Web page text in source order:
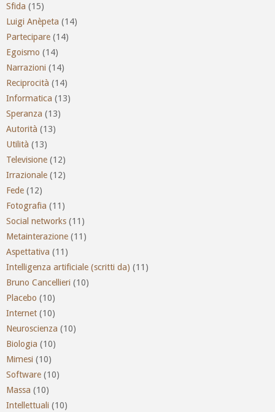
Sfida (15)
Luigi Anèpeta (14)
Partecipare (14)
Egoismo (14)
Narrazioni (14)
Reciprocità (14)
Informatica (13)
Speranza (13)
Autorità (13)
Utilità (13)
Televisione (12)
Irrazionale (12)
Fede (12)
Fotografia (11)
Social networks (11)
Metainterazione (11)
Aspettativa (11)
Intelligenza artificiale (scritti da) (11)
Bruno Cancellieri (10)
Placebo (10)
Internet (10)
Neuroscienza (10)
Biologia (10)
Mimesi (10)
Software (10)
Massa (10)
Intellettuali (10)